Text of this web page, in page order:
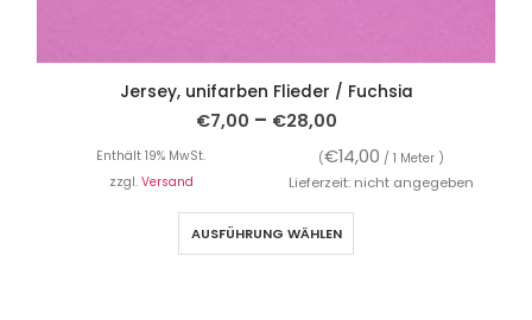
Jersey, unifarben Flieder / Fuchsia
€7,00 – €28,00
Enthält 19% MwSt. (€14,00 / 1 Meter )
zzgl. Versand Lieferzeit: nicht angegeben
AUSFÜHRUNG WÄHLEN